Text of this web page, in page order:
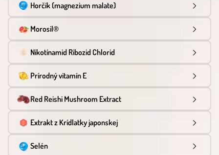
Horčík (magnezium malate)
Morosil®
Nikotínamid Ribozid Chlorid
Prírodný vitamín E
Red Reishi Mushroom Extract
Extrakt z Krídlatky japonskej
Selén